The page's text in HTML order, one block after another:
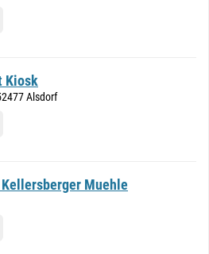
Kiosk
Alsdorf
Muehle